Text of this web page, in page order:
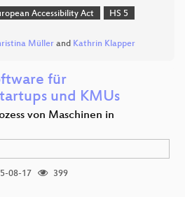
Accessibility Act
HS 5
Müller and Kathrin Klapper
für
und KMUs
von Maschinen in
08-17
399